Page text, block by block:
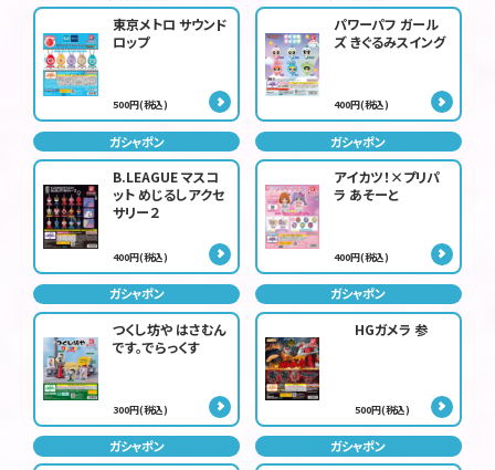
東京メトロ サウンド
ロップ
500円(税込)
パワーパフ ガール
ズ きぐるみスイング
400円(税込)
ガシャポン
B.LEAGUE マスコ
ット めじるしアクセ
サリー２
400円(税込)
ガシャポン
アイカツ！×プリパ
ラ あそーと
400円(税込)
ガシャポン
つくし坊や はさむん
です。でらっくす
300円(税込)
ガシャポン
HGガメラ 参
500円(税込)
ガシャポン ガシャポン